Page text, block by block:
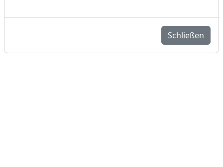
Schließen